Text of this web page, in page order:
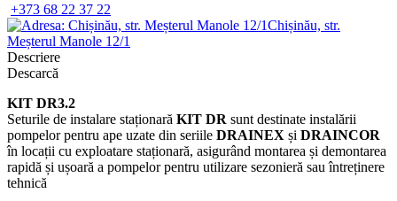
+373 68 22 37 22
Chișinău, str.
Meșterul Manole 12/1
Descriere
Descarcă
KIT DR3.2
Seturile de instalare staționară KIT DR sunt destinate instalării
pompelor pentru ape uzate din seriile DRAINEX și DRAINCOR
în locații cu exploatare staționară, asigurând montarea și demontarea
rapidă și ușoară a pompelor pentru utilizare sezonieră sau întreținere
tehnică